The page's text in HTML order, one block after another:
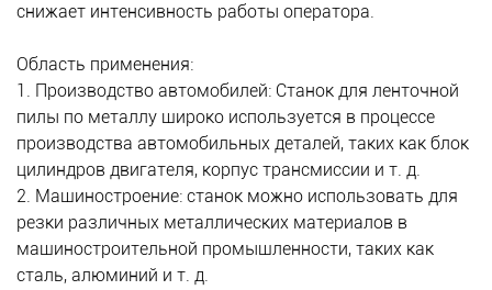
снижает интенсивность работы оператора.
Область применения:
1. Производство автомобилей: Станок для ленточной
пилы по металлу широко используется в процессе
производства автомобильных деталей, таких как блок
цилиндров двигателя, корпус трансмиссии и т. д.
2. Машиностроение: станок можно использовать для
резки различных металлических материалов в
машиностроительной промышленности, таких как
сталь, алюминий и т. д.